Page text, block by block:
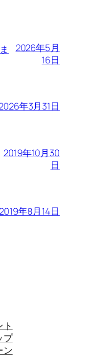
2026年5月
16日
年3月31日
2019年10月30
日
2019年8月14日
プ
ン